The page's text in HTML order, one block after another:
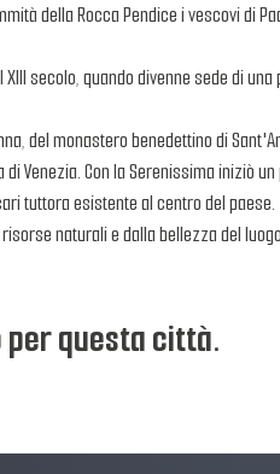
della Rocca Pendice i vescovi di
secolo, quando divenne sede di
del monastero benedettino di
Venezia. Con la Serenissima
tuttora esistente al centro del paese.
naturali e dalla bellezza del
questa città.